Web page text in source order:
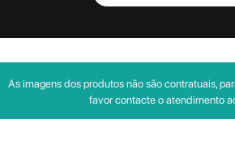
As imagens dos produtos não são contratuais,
favor contacte o atendimento